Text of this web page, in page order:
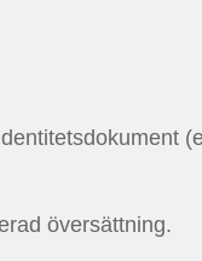
översättning.